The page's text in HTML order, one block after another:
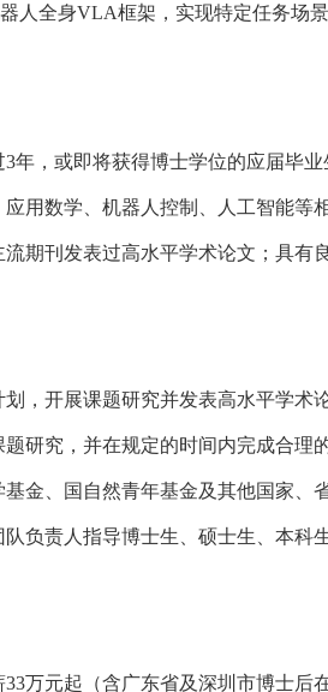
人全身VLA框架，实现特定任务场景
年，或即将获得博士学位的应届毕业
用数学、机器人控制、人工智能等
期刊发表过高水平学术论文；具有
，开展课题研究并发表高水平学术
研究，并在规定的时间内完成合理
金、国自然青年基金及其他国家、
负责人指导博士生、硕士生、本科生
万元起（含广东省及深圳市博士